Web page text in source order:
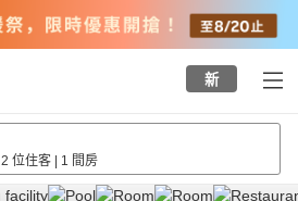
新
2 位住客 | 1 間房